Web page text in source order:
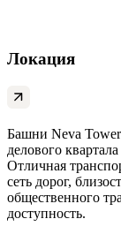
Локация
Башни Neva
делового
Отличная
сеть дорог,
общественного
доступность.